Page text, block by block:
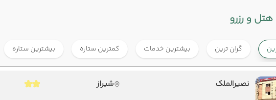
هتل و رزرو
گران ترین بیشترین خدمات کمترین ستاره بیشترین ستاره
نصیرالملک
شیراز